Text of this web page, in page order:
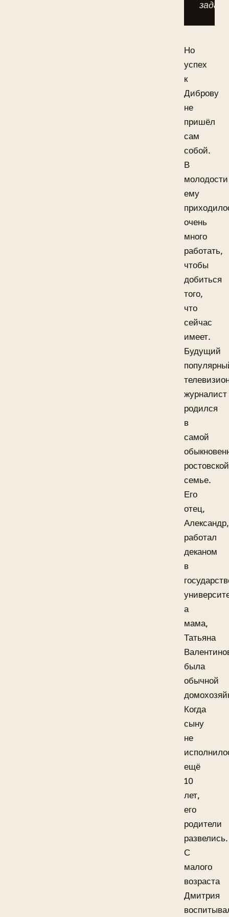
Но
успех
к
Диброву
не
пришёл
сам
собой.
В
молодости
ему
очень
много
работать,
чтобы
добиться
того,
что
сейчас
имеет.
Будущий
журналист
родился
в
самой
ростовской
семье.
Его
отец,
Александр,
работал
деканом
в
а
мама,
Татьяна
была
обычной
Когда
сыну
не
ещё
10
лет,
его
родители
развелись.
С
малого
возраста
Дмитрия